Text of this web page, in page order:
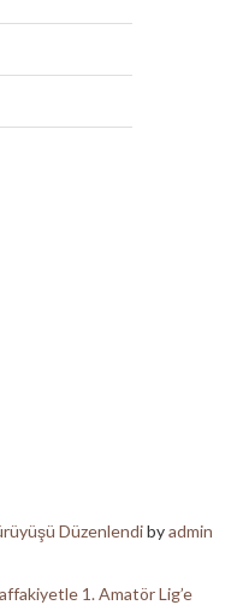
Düzenlendibyadmin
1. Amatör Lig’e